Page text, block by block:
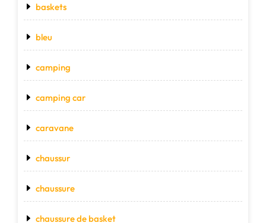
baskets
bleu
camping
camping car
caravane
chaussur
chaussure
chaussure de basket